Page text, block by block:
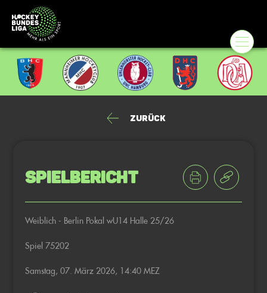
Zurück
Spielbericht
Weiblich - Berlin Pokal wU14 Halle 25/26
Spiel 75202
Samstag, 07. März 2026, 14:40 MEZ